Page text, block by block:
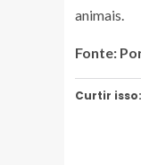
animais.
Fonte:
Curtir isso: